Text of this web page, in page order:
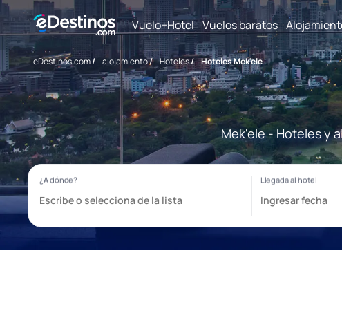
Vuelo+Hotel Vuelos baratos
eDestinos.com/ alojamiento/ Hoteles/ Hoteles Mek'ele
Mek'ele - Hoteles y